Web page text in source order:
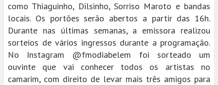
como Thiaguinho, Dilsinho, Sorriso Maroto e bandas
locais. Os portões serão abertos a partir das 16h.
Durante nas últimas semanas, a emissora realizou
sorteios de vários ingressos durante a programação.
No Instagram @fmodiabelem foi sorteado um
ouvinte que vai conhecer todos os artistas no
camarim, com direito de levar mais três amigos para